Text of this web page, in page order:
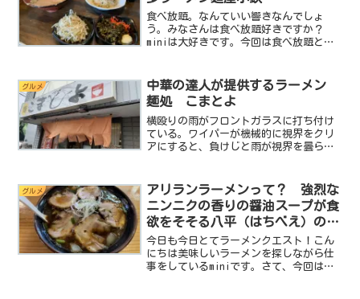
食べ放題。なんていい響きなんでしょ
う。みなさんは食べ放題好きですか？
miniは大好きです。今回は食べ放題とは
せられるラーメン屋さん。これが今回ご
紹介する麺や小鉄です。な...
グルメ
中華の達人が提供するラーメン
麺処 こまとよ
横殴りの雨がフロントガラスに打ち付け
ている。ワイパーが機械的に視界をクリ
アにすると、負けじと雨が視界を曇らせ
所は市原市。湿度が高く不快指数も自ず
と上がり、ラーメン屋をゆ...
グルメ
アリランラーメンって？ 強烈な
ニンニクの香りの醤油スープが食
欲をそそる八平（はちべえ）の食
堂
今日も今日とてラーメンクエスト！こん
にちは美味しいラーメンを探しながら仕
事をしているminiです。さて、今回は千